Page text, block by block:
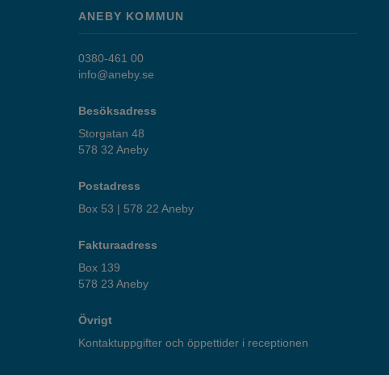
ANEBY KOMMUN
0380-461 00
info@aneby.se
Besöksadress
Storgatan 48
578 32 Aneby
Postadress
Box 53 | 578 22 Aneby
Fakturaadress
Box 139
578 23 Aneby
Övrigt
Kontaktuppgifter och öppettider i receptionen